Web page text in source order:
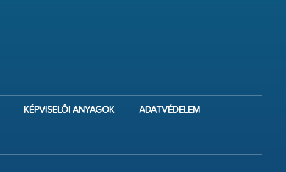
KÉPVISELŐI ANYAGOK ADATVÉDELEM